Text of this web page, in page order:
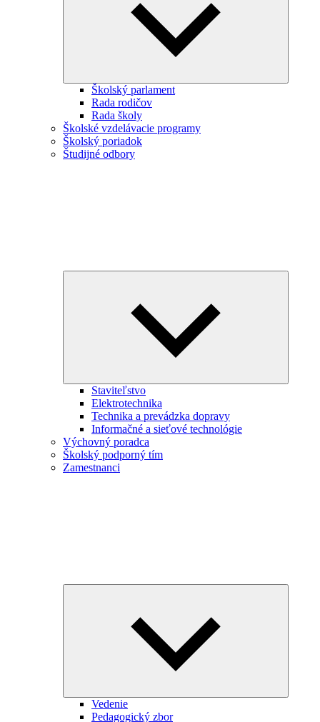
Školský parlament
Rada rodičov
Rada školy
Školské vzdelávacie programy
Školský poriadok
Študijné odbory
Staviteľstvo
Elektrotechnika
Technika a prevádzka dopravy
Informačné a sieťové technológie
Výchovný poradca
Školský podporný tím
Zamestnanci
Vedenie
Pedagogický zbor